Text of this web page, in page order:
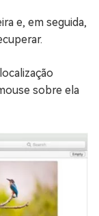
e, em seguida,
sobre ela